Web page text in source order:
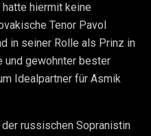
hatte hiermit keine
Tenor Pavol
in seiner Rolle als Prinz in
und gewohnter bester
Idealpartner für Asmik
russischen Sopranistin